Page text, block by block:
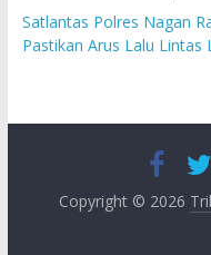
Satlantas Polres Nagan
Pastikan Arus Lalu Lintas
Copyright © 2026